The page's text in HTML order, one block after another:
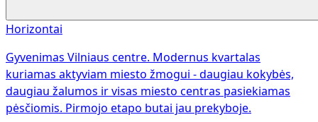
Horizontai
Gyvenimas Vilniaus centre. Modernus kvartalas
kuriamas aktyviam miesto žmogui - daugiau kokybės,
daugiau žalumos ir visas miesto centras pasiekiamas
pėsčiomis. Pirmojo etapo butai jau prekyboje.